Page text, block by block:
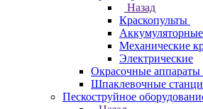
Назад
Краскопульты
Механические
Электрические
Окрасочные аппараты
Шпаклевочные
Пескоструйное